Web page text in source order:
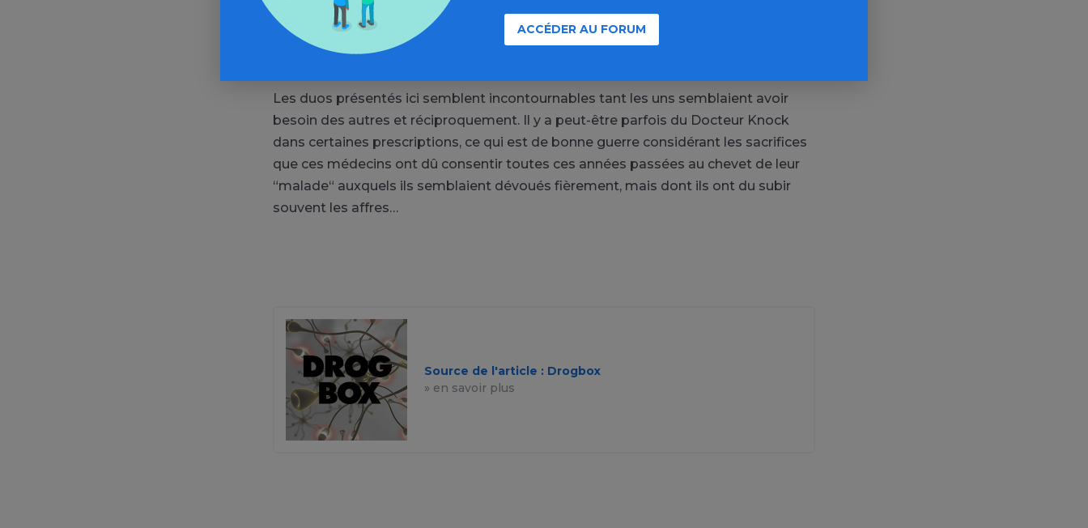
Pour terminer, c’est le docteur Li Zhisui qui sacrifia sa vie personnelle pour se
mettre au service de Mao Zedong, grand consommateur de barbituriques, mais
surtout grand consommateur de sexe. Sa plus grande hantise : être impuissant…
Les duos présentés ici semblent incontournables tant les uns semblaient avoir
besoin des autres et réciproquement. Il y a peut-être parfois du Docteur Knock
dans certaines prescriptions, ce qui est de bonne guerre considérant les sacrifices
que ces médecins ont dû consentir toutes ces années passées au chevet de leur
“malade“ auxquels ils semblaient dévoués fièrement, mais dont ils ont du subir
souvent les affres…
Source de l'article : Drogbox
» en savoir plus
ACCÉDER AU FORUM